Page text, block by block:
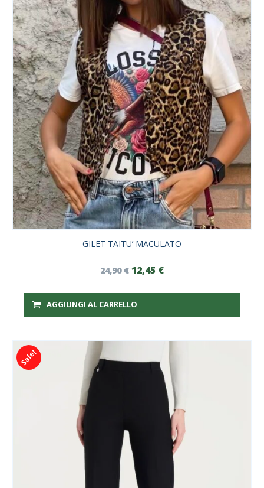
GILET TAITU’ MACULATO
24,90€ 12,45 €
AGGIUNGI AL CARRELLO
Sale!